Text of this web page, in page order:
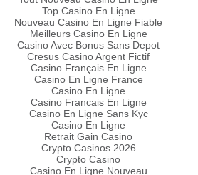
Top Casino En Ligne
Nouveau Casino En Ligne Fiable
Meilleurs Casino En Ligne
Casino Avec Bonus Sans Depot
Cresus Casino Argent Fictif
Casino Français En Ligne
Casino En Ligne France
Casino En Ligne
Casino Francais En Ligne
Casino En Ligne Sans Kyc
Casino En Ligne
Retrait Gain Casino
Crypto Casinos 2026
Crypto Casino
Casino En Ligne Nouveau